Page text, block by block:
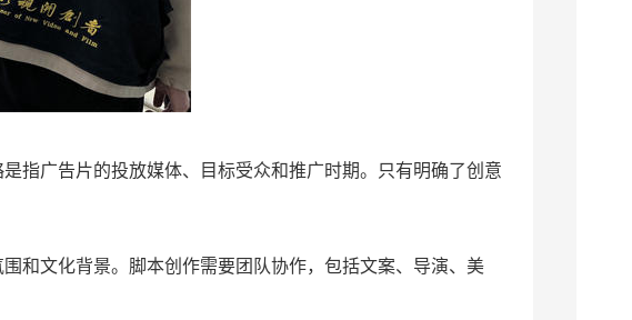
指广告片的投放媒体、目标受众和推广时期。只有明确了创意
和文化背景。脚本创作需要团队协作，包括文案、导演、美